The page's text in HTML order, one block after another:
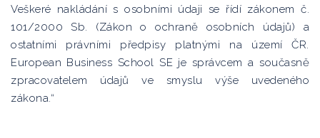
Veškeré nakládání s osobními údaji se řídí zákonem č.
101/2000 Sb. (Zákon o ochraně osobních údajů) a
ostatními právními předpisy platnými na území ČR.
European Business School SE je správcem a současně
zpracovatelem údajů ve smyslu výše uvedeného
zákona.“